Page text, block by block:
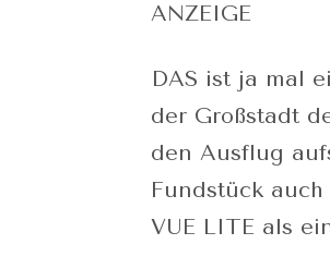
ANZEIGE
DAS ist ja mal
der Großstadt
den Ausflug
Fundstück
VUE LITE als